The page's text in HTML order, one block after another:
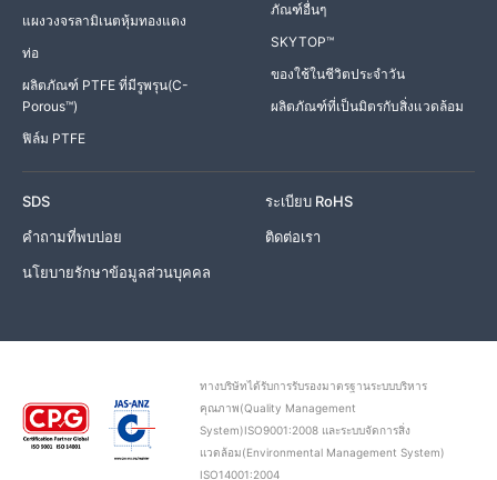
แผงวงจรลามิเนตหุ้มทองแดง
ท่อ
ผลิตภัณฑ์ PTFE ที่มีรูพรุน(C-
Porous™)
ฟิล์ม PTFE
ภัณฑ์อื่นๆ
SKYTOP™
ของใช้ในชีวิตประจำวัน
ผลิตภัณฑ์ที่เป็นมิตรกับสิ่งแวดล้อม
SDS
ระเบียบ RoHS
คำถามที่พบบ่อย
ติดต่อเรา
นโยบายรักษาข้อมูลส่วนบุคคล
ทางบริษัทได้รับการรับรองมาตรฐานระบบบริหาร
คุณภาพ(Quality Management
System)ISO9001:2008 และระบบจัดการสิ่ง
แวดล้อม(Environmental Management System)
ISO14001:2004